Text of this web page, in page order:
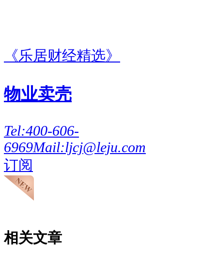
《乐居财经精选》
物业卖壳
Tel:400-606-
6969Mail:ljcj@leju.com
订阅
相关文章